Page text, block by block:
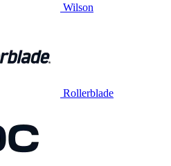
Wilson
Rollerblade